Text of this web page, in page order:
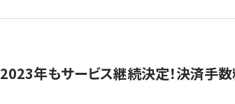
2023年もサービス継続決定！決済手